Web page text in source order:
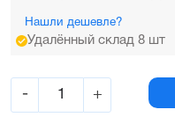
Нашли дешевле?
Удалённый склад 8 шт
- +